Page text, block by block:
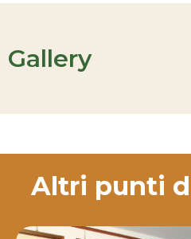
Gallery
Altri punti